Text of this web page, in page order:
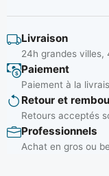
Livraison
24h grandes villes,
Paiement
Paiement à la
Retour et
Retours acceptés
Professionnels
Achat en gros ou